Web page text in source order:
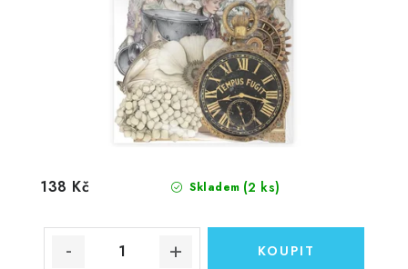
Skladem (2 ks)
138 Kč